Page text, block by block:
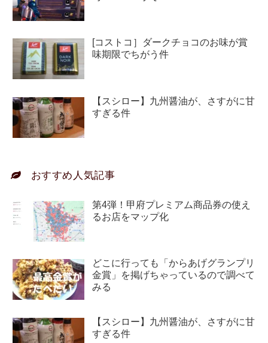
[コストコ］ダークチョコのお味が賞
味期限でちがう件
【スシロー】九州醤油が、さすがに甘
すぎる件
おすすめ人気記事
第4弾！甲府プレミアム商品券の使え
るお店をマップ化
どこに行っても「からあげグランプリ
金賞」を掲げちゃっているので調べて
みる
【スシロー】九州醤油が、さすがに甘
すぎる件